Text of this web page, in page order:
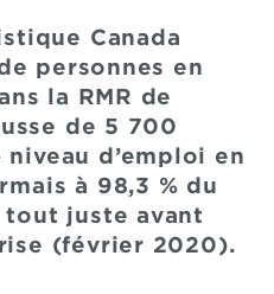
Canada
personnes en
la RMR de
de 5 700
d’emploi en
à 98,3 % du
juste avant
(février 2020).